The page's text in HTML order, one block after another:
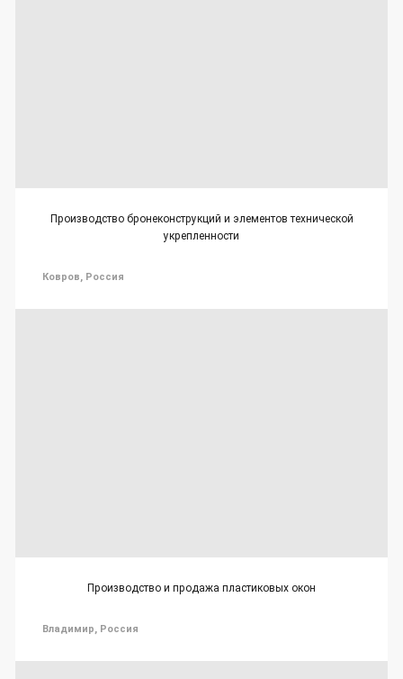
Производство бронеконструкций и элементов технической
укрепленности
Ковров, Россия
Производство и продажа пластиковых окон
Владимир, Россия